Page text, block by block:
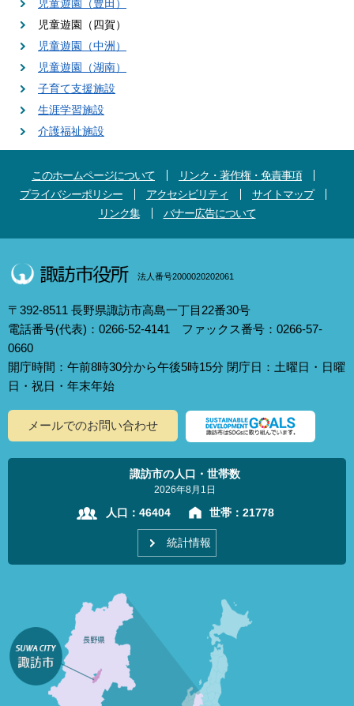
児童遊園（豊田）
児童遊園（四賀）
児童遊園（中洲）
児童遊園（湖南）
子育て支援施設
生涯学習施設
介護福祉施設
このホームページについて
リンク・著作権・免責事項
プライバシーポリシー
アクセシビリティ
サイトマップ
リンク集
バナー広告について
法人番号2000020202061
〒392-8511 長野県諏訪市高島一丁目22番30号
電話番号(代表)：0266-52-4141 ファックス番号：0266-57-
0660
開庁時間：午前8時30分から午後5時15分 閉庁日：土曜日・日曜
日・祝日・年末年始
メールでのお問い合わせ
諏訪市の人口・世帯数
2026年8月1日
人口： 46404 世帯： 21778
統計情報